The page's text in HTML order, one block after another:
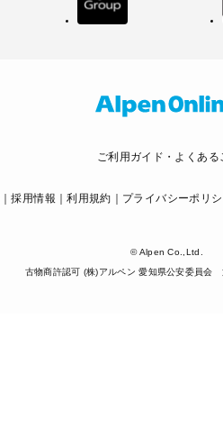
ご利用ガイド・よくある
採用情報 利用規約 プライバシーポリ
© Alpen Co.,Ltd.
古物商許認可 (株)アルペン 愛知県公安委員